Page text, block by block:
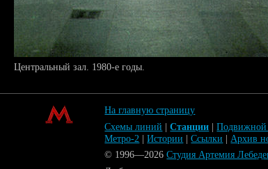
Центральный зал. 1980-е годы.
На главную страницу
Схемы линий |Станции |Подвижной
Метро-2 |Истории |Ссылки | Архив
© 1996—2026Студия Артемия